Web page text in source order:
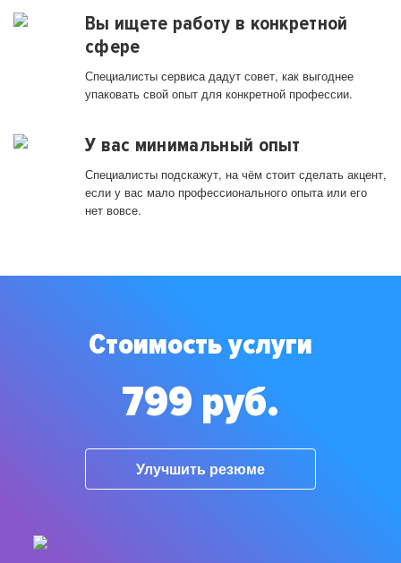
Вы ищете работу в конкретной
сфере
Специалисты сервиса дадут совет, как выгоднее
упаковать свой опыт для конкретной профессии.
У вас минимальный опыт
Специалисты подскажут, на чём стоит сделать акцент,
если у вас мало профессионального опыта или его
нет вовсе.
Стоимость услуги
799 руб.
Улучшить резюме